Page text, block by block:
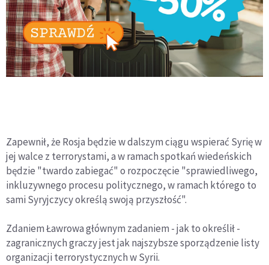
Zapewnił, że Rosja będzie w dalszym ciągu wspierać Syrię w
jej walce z terrorystami, a w ramach spotkań wiedeńskich
będzie "twardo zabiegać" o rozpoczęcie "sprawiedliwego,
inkluzywnego procesu politycznego, w ramach którego to
sami Syryjczycy określą swoją przyszłość".
Zdaniem Ławrowa głównym zadaniem - jak to określił -
zagranicznych graczy jest jak najszybsze sporządzenie listy
organizacji terrorystycznych w Syrii.